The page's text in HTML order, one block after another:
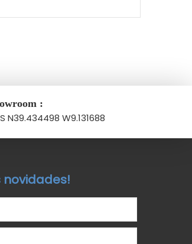
:
N39.434498 W9.131688
novidades!